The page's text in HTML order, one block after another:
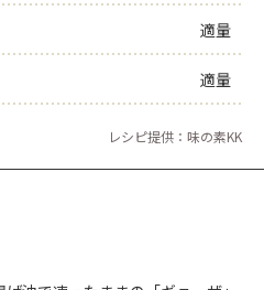
適量
適量
レシピ提供：味の素KK